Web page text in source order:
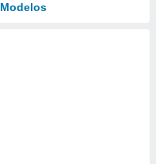
Modelos